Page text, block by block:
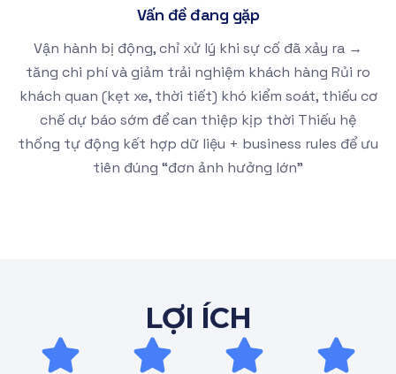
Vấn đề đang gặp
Vận hành bị động, chỉ xử lý khi sự cố đã xảy ra →
tăng chi phí và giảm trải nghiệm khách hàng Rủi ro
khách quan (kẹt xe, thời tiết) khó kiểm soát, thiếu cơ
chế dự báo sớm để can thiệp kịp thời Thiếu hệ
thống tự động kết hợp dữ liệu + business rules để ưu
tiên đúng “đơn ảnh hưởng lớn”
LỢI ÍCH